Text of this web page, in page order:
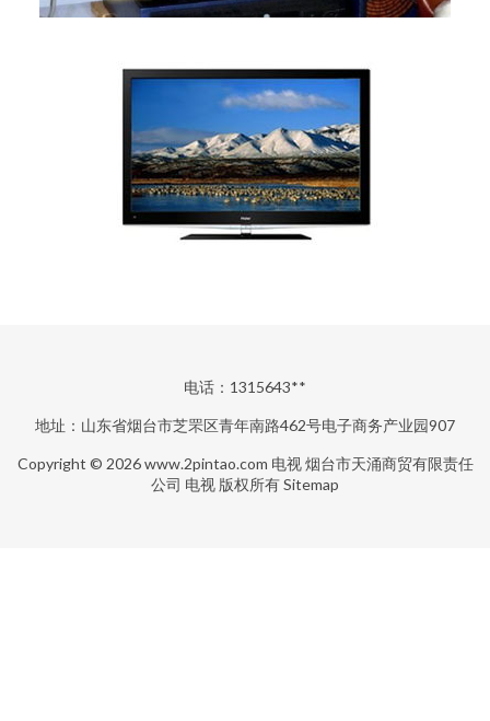
电话：1315643**
地址：山东省烟台市芝罘区青年南路462号电子商务产业园907
Copyright © 2026www.2pintao.com 电视 烟台市天涌商贸有限责任
公司 电视 版权所有Sitemap